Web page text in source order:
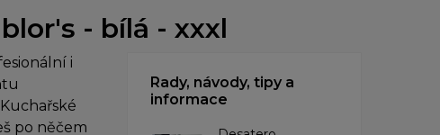
- bílá - xxxl
i
po něčem
Rady, návody, tipy a
informace